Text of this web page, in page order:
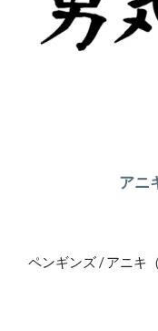
アニ
ペンギンズ / アニキ